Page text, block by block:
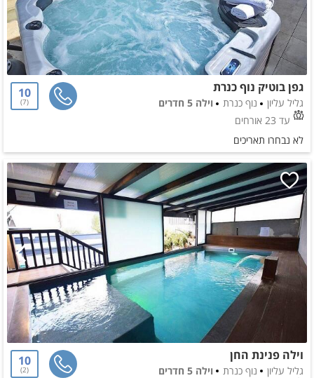
גפן בוטיק נוף כנרת
גליל עליון נוף כנרת
וילה 5 חדרים
עד 23 אורחים
10
7
לא נבחרו תאריכים
וילה פנינת החן
גליל עליון נוף כנרת
וילה 5 חדרים
10
2